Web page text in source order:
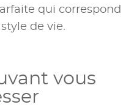
qui correspond
de vie.
vous